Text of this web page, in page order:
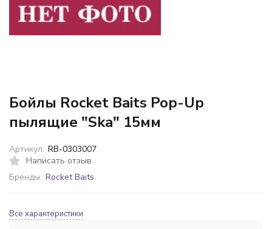
Бойлы Rocket Baits Pop-Up
пылящие "Ska" 15мм
Написать отзыв
Бренды: Rocket Baits
Артикул: RB-0303007
Все характеристики